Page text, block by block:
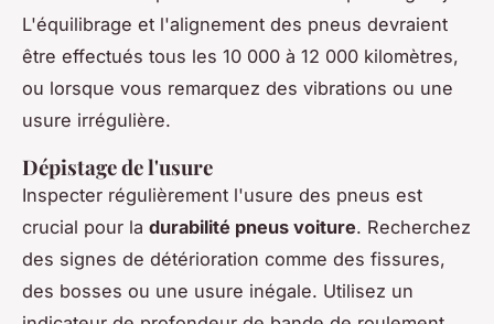
L'équilibrage et l'alignement des pneus devraient
être effectués tous les 10 000 à 12 000 kilomètres,
ou lorsque vous remarquez des vibrations ou une
usure irrégulière.
Dépistage de l'usure
Inspecter régulièrement l'usure des pneus est
crucial pour la durabilité pneus voiture. Recherchez
des signes de détérioration comme des fissures,
des bosses ou une usure inégale. Utilisez un